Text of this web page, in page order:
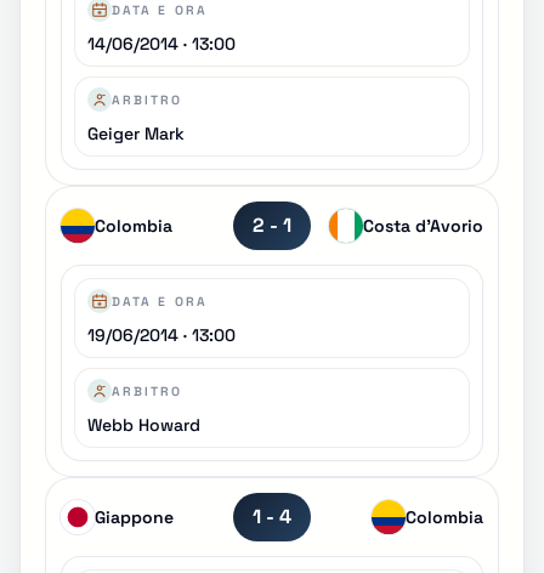
DATA E ORA
14/06/2014 · 13:00
ARBITRO
Geiger Mark
Colombia 2 - 1 Costa d'Avorio
DATA E ORA
19/06/2014 · 13:00
ARBITRO
Webb Howard
Giappone 1 - 4 Colombia